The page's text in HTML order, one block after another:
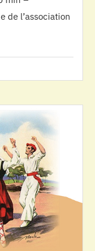
de l’association